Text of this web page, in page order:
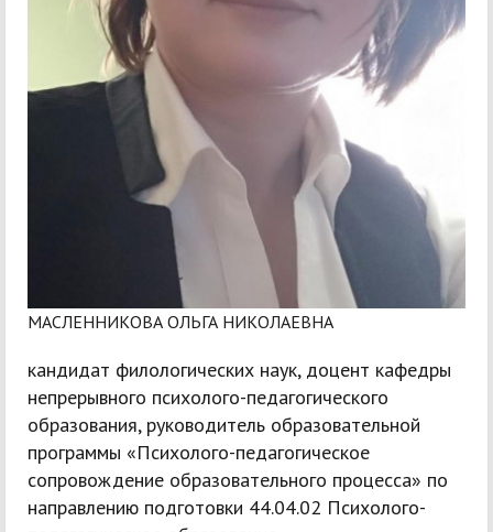
МАСЛЕННИКОВА ОЛЬГА НИКОЛАЕВНА
кандидат филологических наук, доцент кафедры
непрерывного психолого-педагогического
образования, руководитель образовательной
программы «Психолого-педагогическое
сопровождение образовательного процесса» по
направлению подготовки 44.04.02 Психолого-